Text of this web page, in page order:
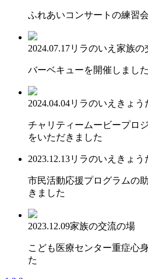
ふれあいコンサートの練習
2024.07.17リラのいえ 家族の
バーベキューを開催しました
2024.04.04リラのいえ きょう
チャリティームービープロ
をいただきました
2023.12.13リラのいえ きょう
市民活動応援プログラムの
きました
2023.12.09家族の交流の場
こども医療センター重症心
た